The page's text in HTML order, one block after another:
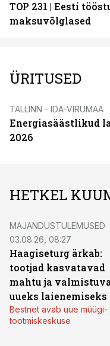
TOP 231 | Eesti
maksuvõlglased
ÜRITUSED
TALLINN - IDA-VIRUMAA
Energiasäästlikud
2026
HETKEL
MAJANDUSTULEMUSED
03.08.26, 08:27
Haagiseturg ärkab:
tootjad kasvatavad
mahtu ja
uueks laienemiseks
Bestnet avab uue müügi-
tootmiskeskuse